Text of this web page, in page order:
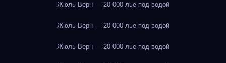
Жюль Верн — 20 000 лье под водой
Жюль Верн — 20 000 лье под водой
Жюль Верн — 20 000 лье под водой